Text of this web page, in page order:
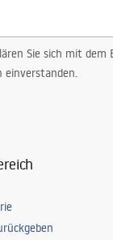
Sie sich mit dem
einverstanden.